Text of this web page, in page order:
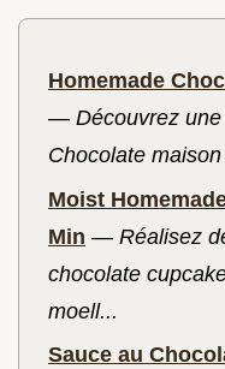
Homemade
— Découvrez
Chocolate
Moist
Min — Réalisez
chocolate
moell...
Sauce au